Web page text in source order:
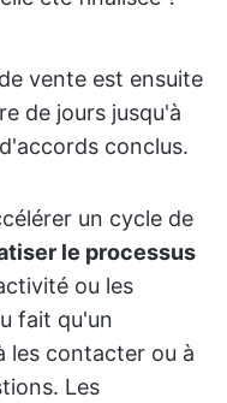
vente est ensuite
de jours jusqu'à
conclus.
un cycle de
le processus
ou les
fait qu'un
les contacter ou à
Les